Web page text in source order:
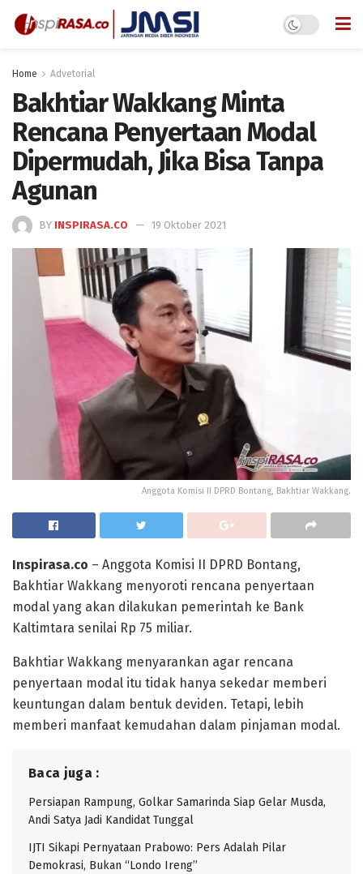
Home Advetorial
Bakhtiar Wakkang Minta
Rencana Penyertaan Modal
Dipermudah, Jika Bisa Tanpa
Agunan
BY INSPIRASA.CO 19 Oktober 2021
Anggota Komisi II DPRD Bontang, Bakhtiar Wakkang.
Inspirasa.co – Anggota Komisi II DPRD Bontang,
Bakhtiar Wakkang menyoroti rencana penyertaan
modal yang akan dilakukan pemerintah ke Bank
Kaltimtara senilai Rp 75 miliar.
Bakhtiar Wakkang menyarankan agar rencana
penyertaan modal itu tidak hanya sekedar memberi
keuntungan dalam bentuk deviden. Tetapi, lebih
memberi manfaat kemudahan dalam pinjaman modal.
Baca juga :
Persiapan Rampung, Golkar Samarinda Siap Gelar Musda,
Andi Satya Jadi Kandidat Tunggal
IJTI Sikapi Pernyataan Prabowo: Pers Adalah Pilar
Demokrasi, Bukan “Londo Ireng”